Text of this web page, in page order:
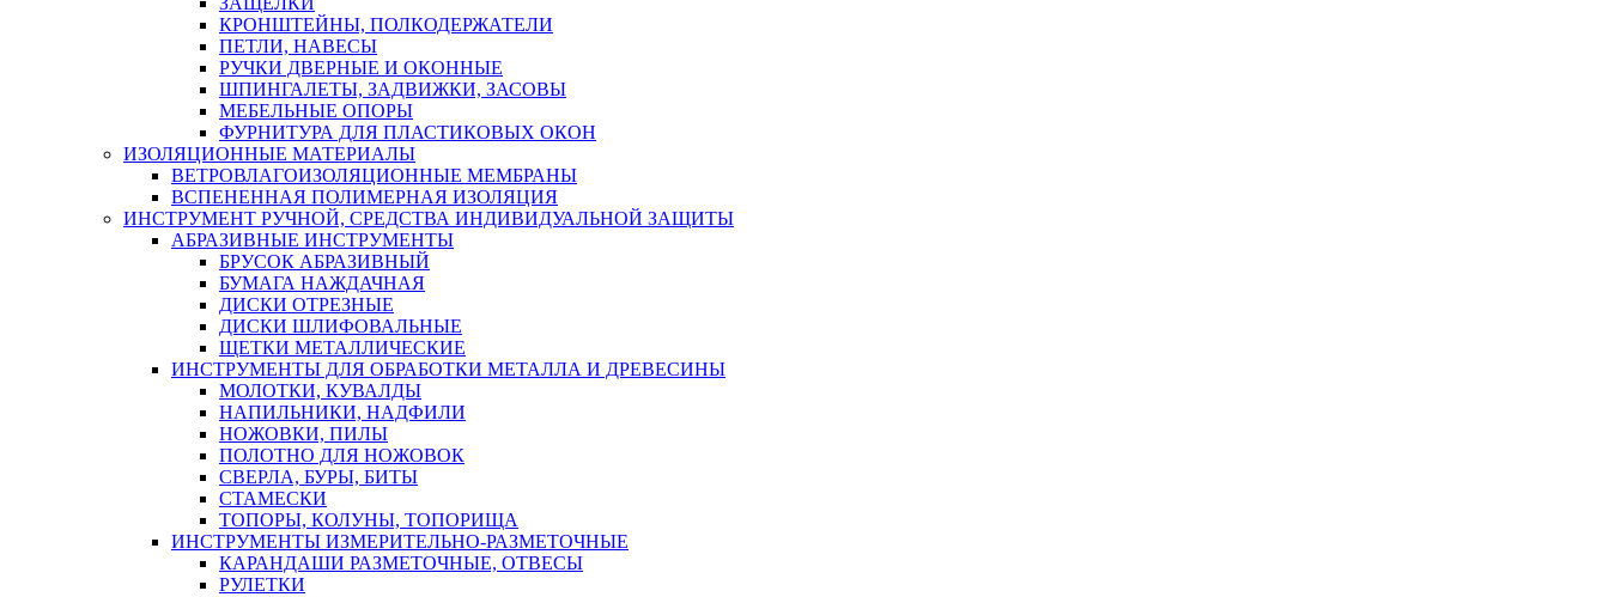
КРОНШТЕЙНЫ, ПОЛКОДЕРЖАТЕЛИ
ПЕТЛИ, НАВЕСЫ
РУЧКИ ДВЕРНЫЕ И ОКОННЫЕ
ШПИНГАЛЕТЫ, ЗАДВИЖКИ, ЗАСОВЫ
МЕБЕЛЬНЫЕ ОПОРЫ
ФУРНИТУРА ДЛЯ ПЛАСТИКОВЫХ ОКОН
ИЗОЛЯЦИОННЫЕ МАТЕРИАЛЫ
ВЕТРОВЛАГОИЗОЛЯЦИОННЫЕ МЕМБРАНЫ
ВСПЕНЕННАЯ ПОЛИМЕРНАЯ ИЗОЛЯЦИЯ
ИНСТРУМЕНТ РУЧНОЙ, СРЕДСТВА ИНДИВИДУАЛЬНОЙ ЗАЩИТЫ
АБРАЗИВНЫЕ ИНСТРУМЕНТЫ
БРУСОК АБРАЗИВНЫЙ
БУМАГА НАЖДАЧНАЯ
ДИСКИ ОТРЕЗНЫЕ
ДИСКИ ШЛИФОВАЛЬНЫЕ
ЩЕТКИ МЕТАЛЛИЧЕСКИЕ
ИНСТРУМЕНТЫ ДЛЯ ОБРАБОТКИ МЕТАЛЛА И ДРЕВЕСИНЫ
МОЛОТКИ, КУВАЛДЫ
НАПИЛЬНИКИ, НАДФИЛИ
НОЖОВКИ, ПИЛЫ
ПОЛОТНО ДЛЯ НОЖОВОК
СВЕРЛА, БУРЫ, БИТЫ
СТАМЕСКИ
ТОПОРЫ, КОЛУНЫ, ТОПОРИЩА
ИНСТРУМЕНТЫ ИЗМЕРИТЕЛЬНО-РАЗМЕТОЧНЫЕ
КАРАНДАШИ РАЗМЕТОЧНЫЕ, ОТВЕСЫ
РУЛЕТКИ